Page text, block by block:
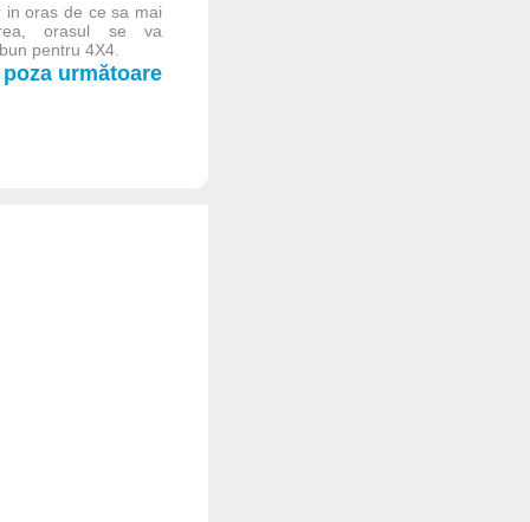
in oras de ce sa mai
orasul se va
pentru 4X4.
poza următoare